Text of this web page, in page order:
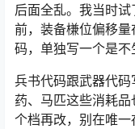
后面全乱。我当时
前，装备槏位偏移
码，单独写一个是不
兵书代码跟武器代
药、马匹这些消耗
个档再改，别在唯